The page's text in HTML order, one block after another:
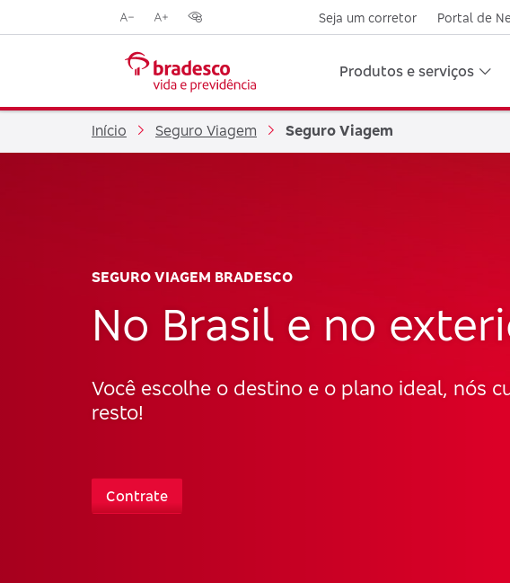
Reduzir
da
fonte
Aumentar
da
fonte
Opções
contraste
visual
Seja um corretor Portal de
Produtos e serviços
Início Seguro Viagem Seguro Viagem
SEGURO VIAGEM BRADESCO
No Brasil e no
Você escolhe o destino e o plano ideal, nós
resto!
Contrate